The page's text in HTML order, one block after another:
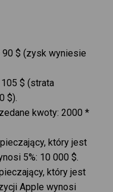
90 $ (zysk wyniesie
$ (strata
$).
kwoty: 2000 *
który jest
5%: 10 000 $.
który jest
Apple wynosi